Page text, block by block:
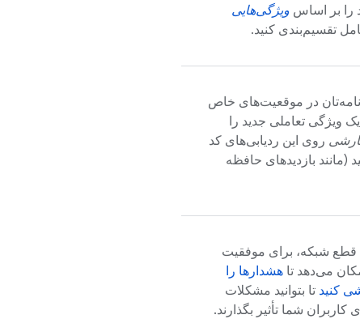
را بر اساس ویژگی‌هایی
تقسیم‌بندی کنید.
در موقعیت‌های خاص
ویژگی تعاملی جدید را
روی این ردیابی‌های کد
(مانند بازدیدهای حافظه
قطع شبکه، برای موفقیت
می‌دهد تا هشدارها را
کنید تا بتوانید مشکلات
کاربران شما تأثیر بگذارند.